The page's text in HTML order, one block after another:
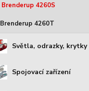
Brenderup 4260S
Brenderup 4260T
Světla, odrazky, krytky
Spojovací zařízení